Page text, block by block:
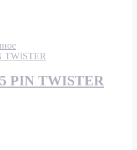
PIN TWISTER